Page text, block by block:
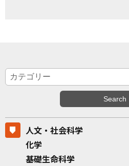
人文・社会科学
化学
基礎生命科学